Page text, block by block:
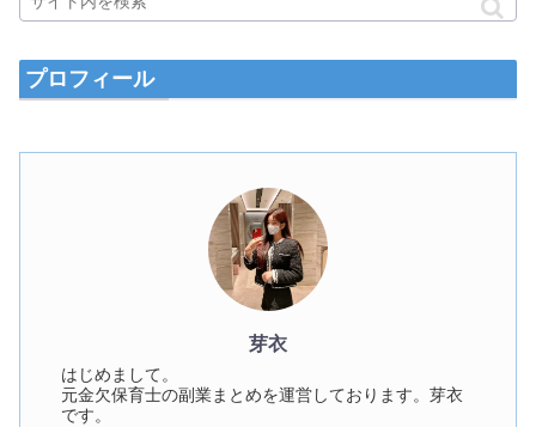
プロフィール
芽衣
はじめまして。
元金欠保育士の副業まとめを運営しております。芽衣
です。